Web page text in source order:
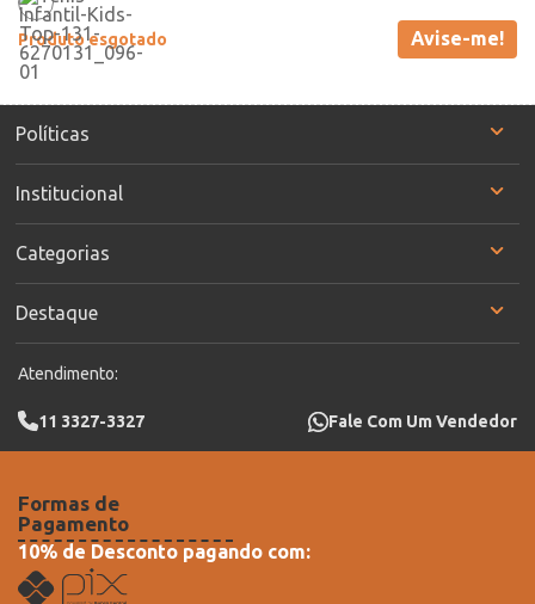
Produto esgotado Avise-me!
Políticas
Institucional
Categorias
Destaque
Atendimento:
11 3327-3327 Fale Com Um Vendedor
Formas de
Pagamento
10% de Desconto pagando com: